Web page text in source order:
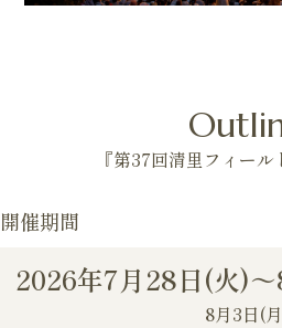
『第37回清里フィー
開催期間
2026年7月28日(火)
8月3日(